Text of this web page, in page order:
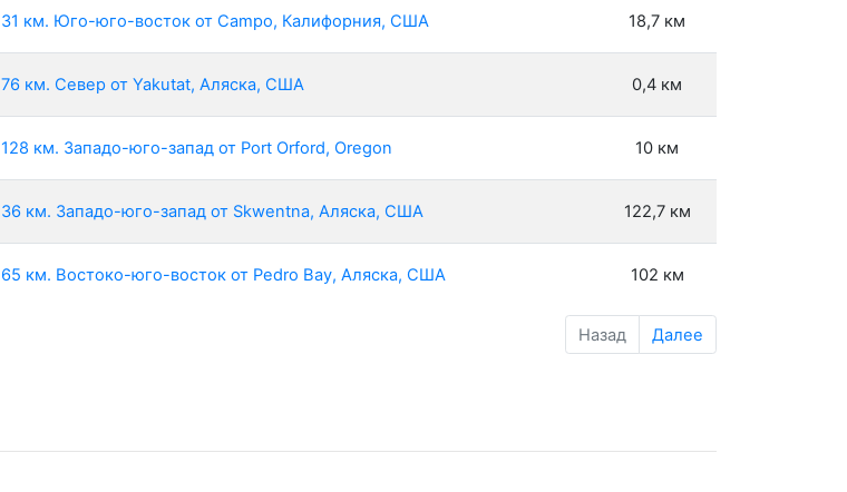
31 км. Юго-юго-восток от Campo, Калифорния, США 18,7 км
76 км. Север от Yakutat, Аляска, США 0,4 км
128 км. Западо-юго-запад от Port Orford, Oregon 10 км
36 км. Западо-юго-запад от Skwentna, Аляска, США 122,7 км
65 км. Востоко-юго-восток от Pedro Bay, Аляска, США 102 км
Назад Далее